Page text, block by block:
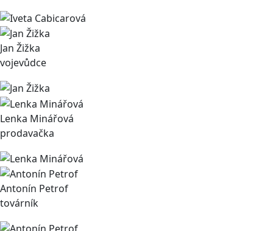
Jan Žižka
vojevůdce
Lenka Minářová
prodavačka
Antonín Petrof
továrník